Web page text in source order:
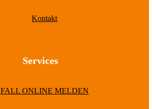
Kontakt
Services
FALL ONLINE MELDEN